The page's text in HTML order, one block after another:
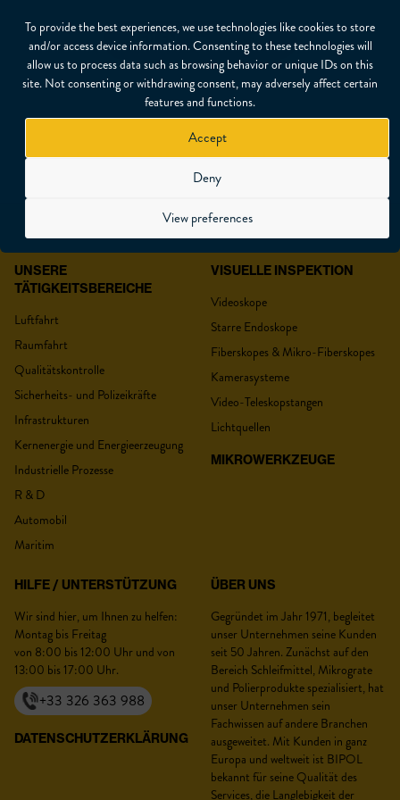
To provide the best experiences, we use technologies like cookies to store
and/or access device information. Consenting to these technologies will
allow us to process data such as browsing behavior or unique IDs on this
site. Not consenting or withdrawing consent, may adversely affect certain
features and functions.
Accept
Deny
View preferences
TEILEN
ANGEBOT ANFORDERN
IHR ANGEBOT
Anrede
Vorname :*
Position :*
UNSERE
TÄTIGKEITSBEREICHE
Luftfahrt
Raumfahrt
Qualitätskontrolle
Sicherheits- und Polizeikräfte
Infrastrukturen
Kernenergie und Energieerzeugung
Industrielle Prozesse
R & D
Automobil
Maritim
HILFE / UNTERSTÜTZUNG
Wir sind hier, um Ihnen zu helfen:
Montag bis Freitag
von 8:00 bis 12:00 Uhr und von
13:00 bis 17:00 Uhr.
+33 326 363 988
DATENSCHUTZERKLÄRUNG
VISUELLE INSPEKTION
Videoskope
Starre Endoskope
Fiberskopes & Mikro-Fiberskopes
Kamerasysteme
Video-Teleskopstangen
Lichtquellen
MIKROWERKZEUGE
ÜBER UNS
Gegründet im Jahr 1971, begleitet
unser Unternehmen seine Kunden
seit 50 Jahren. Zunächst auf den
Bereich Schleifmittel, Mikrograte
und Polierprodukte spezialisiert, hat
unser Unternehmen sein
Fachwissen auf andere Branchen
ausgeweitet. Mit Kunden in ganz
Europa und weltweit ist BIPOL
bekannt für seine Qualität des
Services, die Langlebigkeit der